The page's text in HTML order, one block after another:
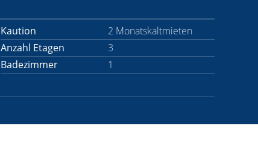
Kaution
2 Monatskaltmieten
Anzahl Etagen
3
Badezimmer
1